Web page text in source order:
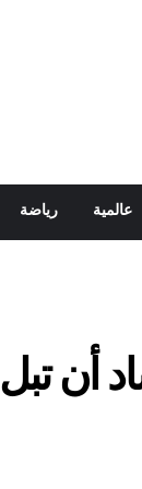
عالمية رياضة
أن تبل